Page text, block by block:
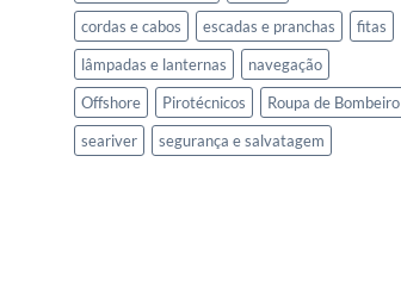
cordas e cabos
escadas e pranchas
fitas
lâmpadas e lanternas
navegação
Offshore
Pirotécnicos
Roupa de Bombeiro
seariver
segurança e salvatagem